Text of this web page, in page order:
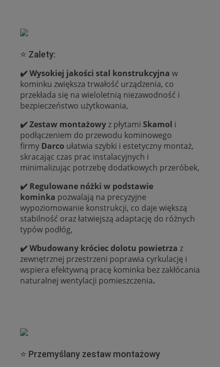
⭐ Zalety:
✔️ Wysokiej jakości stal konstrukcyjna w
kominku zwiększa trwałość urządzenia, co
przekłada się na wieloletnią niezawodność i
bezpieczeństwo użytkowania,
✔️ Zestaw montażowyz płytami Skamol i
podłączeniem do przewodu kominowego
firmy Darco ułatwia szybki i estetyczny montaż,
skracając czas prac instalacyjnych i
minimalizując potrzebę dodatkowych przeróbek,
✔️ Regulowane nóżki w podstawie
kominka pozwalają na precyzyjne
wypoziomowanie konstrukcji, co daje większą
stabilność oraz łatwiejszą adaptację do różnych
typów podłóg,
✔️ Wbudowany króciec dolotu powietrza z
zewnętrznej przestrzeni poprawia cyrkulację i
wspiera efektywną pracę kominka bez zakłócania
naturalnej wentylacji pomieszczenia.
⭐ Przemyślany zestaw montażowy